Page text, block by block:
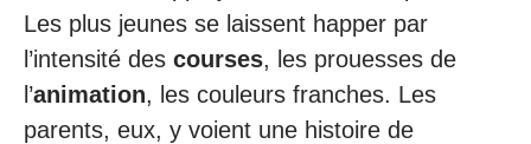
Les plus jeunes se laissent happer par
l’intensité des courses, les prouesses de
l’animation, les couleurs franches. Les
parents, eux, y voient une histoire de